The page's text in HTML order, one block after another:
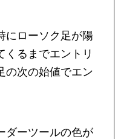
にローソク足が陽
くるまでエントリ
の次の始値でエン
ダーツールの色が